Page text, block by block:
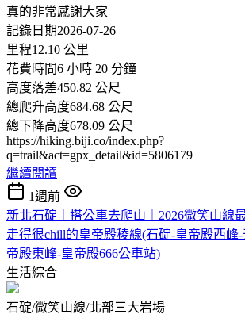
真的非常感謝大家
記錄日期2026-07-26
里程12.10 公里
花費時間6 小時 20 分鐘
高度落差450.82 公尺
總爬升高度684.68 公尺
總下降高度678.09 公尺
https://hiking.biji.co/index.php?
q=trail&act=gpx_detail&id=5806179
繼續閱讀
1週前
新北石碇｜搭公車去爬山｜2026微笑山線
走得很chill的皇帝殿稜線(石碇-皇帝殿西峰
帝殿東峰-皇帝殿666公車站)
生活綜合
石碇/微笑山線/北部三大岩場